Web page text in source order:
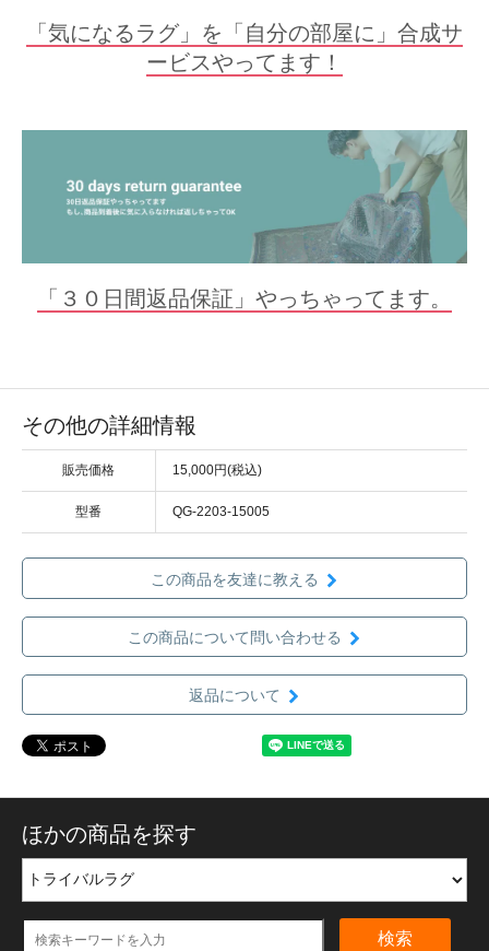
「気になるラグ」を「自分の部屋に」合成サ
ービスやってます！
「３０日間返品保証」やっちゃってます。
その他の詳細情報
販売価格 15,000円(税込)
型番 QG-2203-15005
この商品を友達に教える
この商品について問い合わせる
返品について
ほかの商品を探す
検索